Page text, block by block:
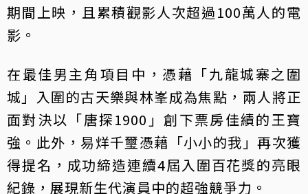
期間上映，且累積觀影人次超過100萬人的電
影。
在最佳男主角項目中，憑藉「九龍城寨之圍
城」入圍的古天樂與林峯成為焦點，兩人將正
面對決以「唐探1900」創下票房佳績的王寶
強。此外，易烊千璽憑藉「小小的我」再次獲
得提名，成功締造連續4屆入圍百花獎的亮眼
紀錄，展現新生代演員中的超強競爭力。